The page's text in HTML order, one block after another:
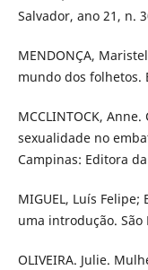
Salvador, ano 21, n.
MENDONÇA,
mundo dos folhetos.
MCCLINTOCK,
sexualidade no
Campinas: Editora
MIGUEL, Luís Felipe;
uma introdução. São
OLIVEIRA. Julie.